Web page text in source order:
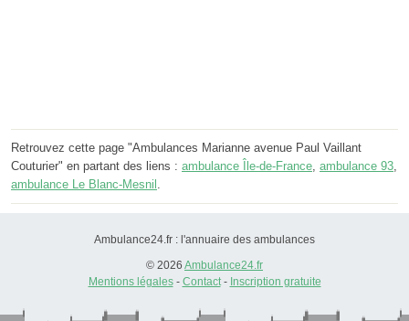
Retrouvez cette page "Ambulances Marianne avenue Paul Vaillant
Couturier" en partant des liens : ambulance Île-de-France, ambulance 93,
ambulance Le Blanc-Mesnil .
Ambulance24.fr : l'annuaire des ambulances
© 2026 Ambulance24.fr
Mentions légales- Contact- Inscription gratuite